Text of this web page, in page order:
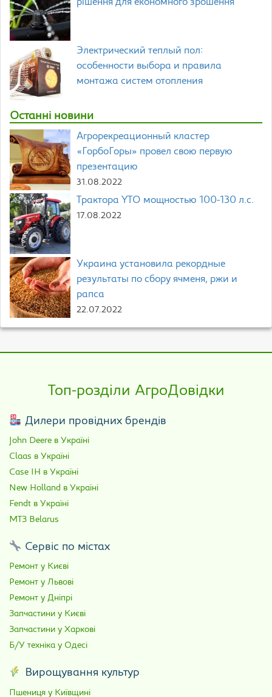
рішення для економного зрошення
Электрический теплый пол:
особенности выбора и правила
монтажа систем отопления
Останні новини
Агрорекреационный кластер
«ГорбоГоры» провел свою первую
презентацию
31.08.2022
Трактора YTO мощностью 100-130 л.с.
17.08.2022
Украина установила рекордные
результаты по сбору ячменя, ржи и
рапса
22.07.2022
Топ-розділи АгроДовідки
Дилери провідних брендів
John Deere в Україні
Claas в Україні
Case IH в Україні
New Holland в Україні
Fendt в Україні
МТЗ Belarus
Сервіс по містах
Ремонт у Києві
Ремонт у Львові
Ремонт у Дніпрі
Запчастини у Києві
Запчастини у Харкові
Б/У техніка у Одесі
Вирощування культур
Пшениця у Київщині